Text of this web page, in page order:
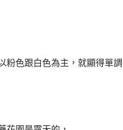
粉色跟白色為主，就顯得單